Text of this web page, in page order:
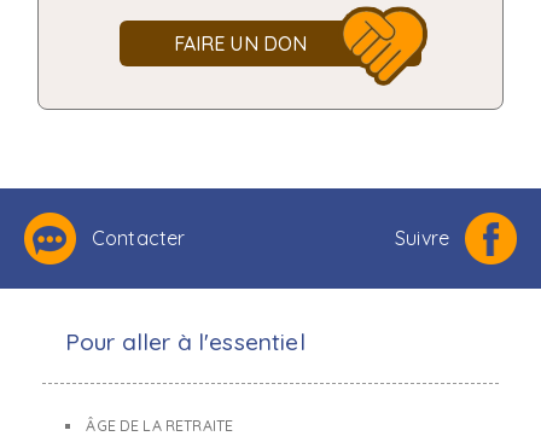
FAIRE UN DON
Contacter Suivre
Pour aller à l'essentiel
ÂGE DE LA RETRAITE